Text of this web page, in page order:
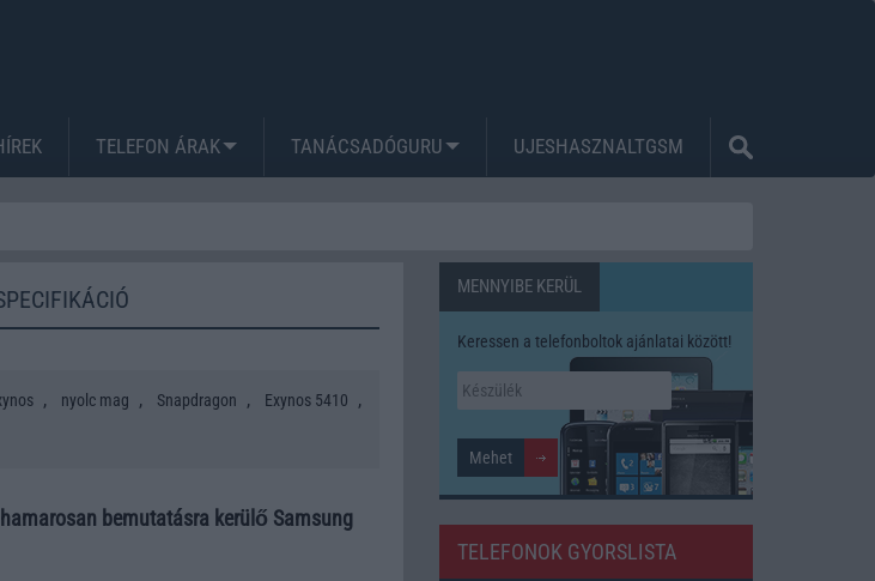
TELEFON ÁRAK TANÁCSADÓGURU UJESHASZNALTGSM
, nyolc mag , Snapdragon , Exynos 5410 ,
bemutatásra kerülő Samsung
MENNYIBE KERÜL
Keressen a telefonboltok ajánlatai között!
TELEFONOK GYORSLISTA